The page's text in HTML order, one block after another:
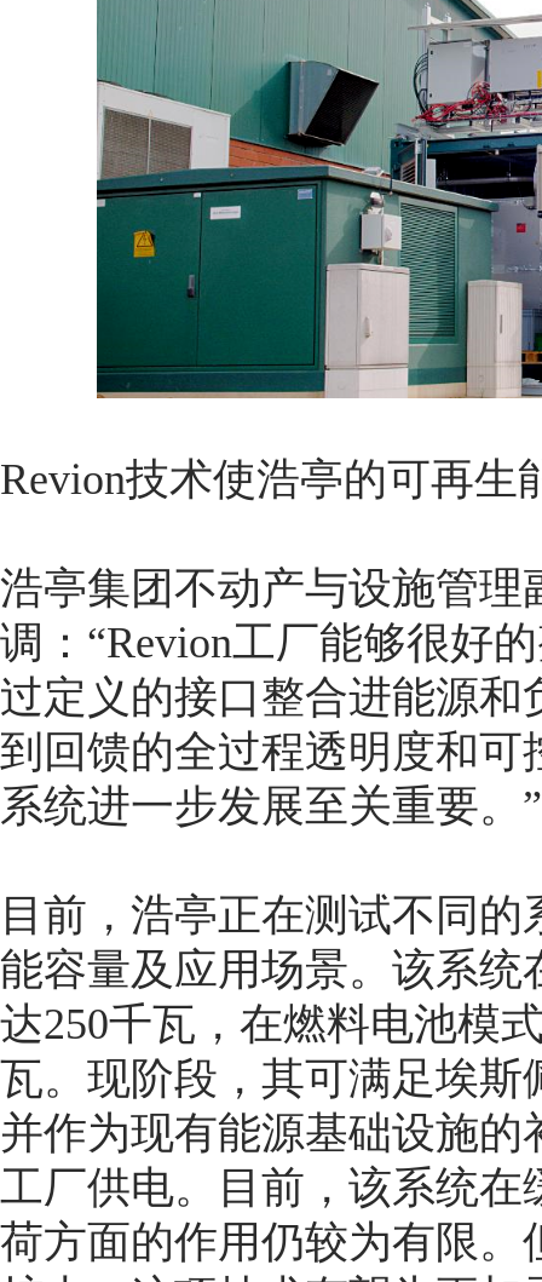
Revion技术使浩亭的可再生
浩亭集团不动产与设施管理
调：“Revion工厂能够很好
过定义的接口整合进能源
到回馈的全过程透明度和
系统进一步发展至关重要。”
目前，浩亭正在测试不同
能容量及应用场景。该系
达250千瓦，在燃料电池模
瓦。现阶段，其可满足埃斯
并作为现有能源基础设施
工厂供电。目前，该系统
荷方面的作用仍较为有限